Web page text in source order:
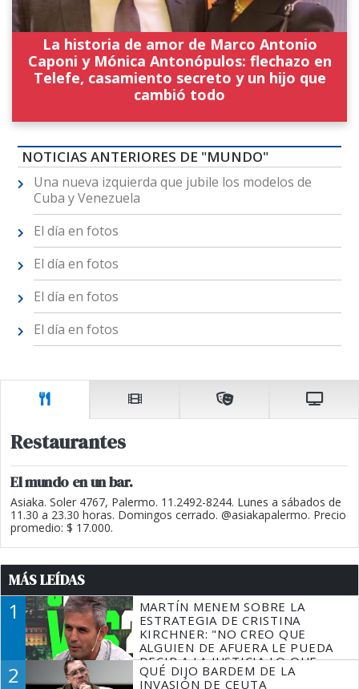
La historia de amor de Marco Antonio
Caponi y Mónica Antonópulos: flechazo en
Telefe, casamiento secreto y un hijo que
cambió todo
NOTICIAS ANTERIORES DE "MUNDO"
Una nueva izquierda que jubile los modelos de
Cuba y Venezuela
El día en fotos
El día en fotos
El día en fotos
El día en fotos
Restaurantes
El mundo en un bar.
Asiaka. Soler 4767, Palermo. 11.2492-8244. Lunes a sábados de
11.30 a 23.30 horas. Domingos cerrado. @asiakapalermo. Precio
promedio: $ 17.000.
MÁS LEÍDAS
1
MARTÍN MENEM SOBRE LA
ESTRATEGIA DE CRISTINA
KIRCHNER: "NO CREO QUE
ALGUIEN DE AFUERA LE PUEDA
DECIR A LA JUSTICIA LO QUE
TIENE QUE HACER"
2
QUÉ DIJO BARDEM DE LA
INVASIÓN DE CEUTA